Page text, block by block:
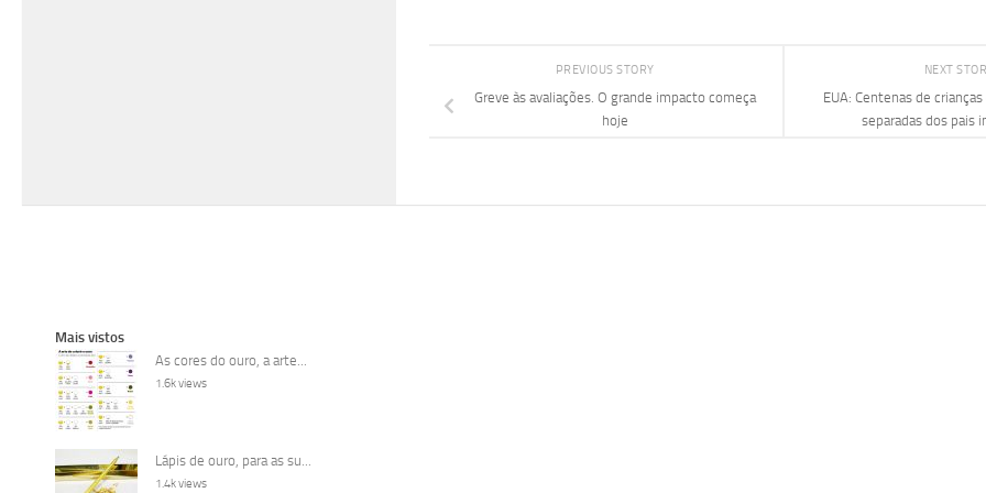
NEXT
EUA: Centenas de
separadas dos pais
PREVIOUS STORY
Greve às avaliações. O grande impacto começa
hoje
Mais vistos
As cores do ouro, a arte...
1.6k views
Lápis de ouro, para as su...
1.4k views